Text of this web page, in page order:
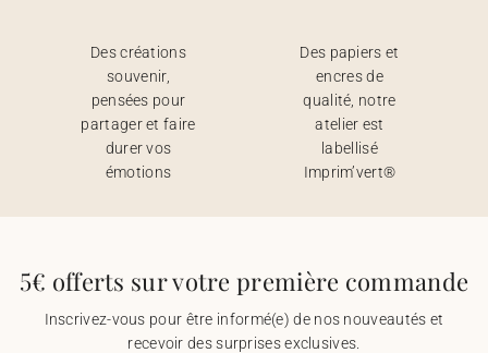
Des créations
souvenir,
pensées pour
partager et faire
durer vos
émotions
Des papiers et
encres de
qualité, notre
atelier est
labellisé
Imprim’vert®
5€ offerts sur votre première commande
Inscrivez-vous pour être informé(e) de nos nouveautés et
recevoir des surprises exclusives.